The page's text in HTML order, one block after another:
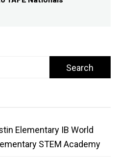
Elementary IB World
STEM Academy